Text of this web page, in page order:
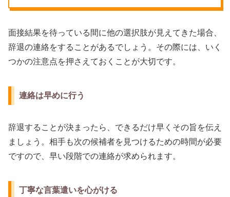
面接結果を待っている間に他の選択肢が見えてきた場合、
辞退の連絡をすることがあるでしょう。その際には、いく
つかの注意点を押さえておくことが大切です。
連絡は早めに行う
辞退することが決まったら、できるだけ早くその旨を伝え
ましょう。相手も次の候補者を見つけるための時間が必要
ですので、早い段階での連絡が求められます。
丁寧な言葉遣いを心がける